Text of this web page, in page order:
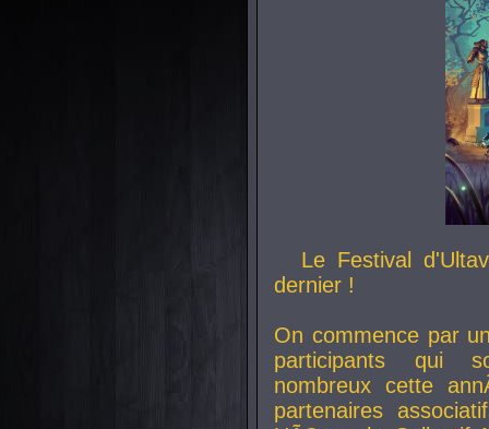
Le Festival
dernier !
On commence par
participants qui
nombreux cette
partenaires